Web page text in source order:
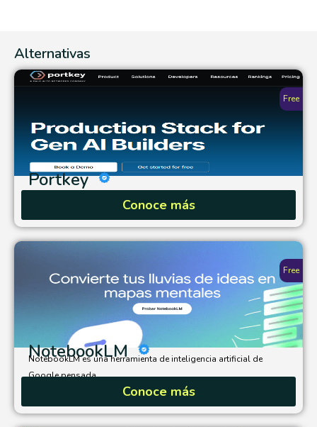
Alternativas
Portkey
Conoce más
Free
NotebookLM
NotebookLM es una herramienta de inteligencia artificial de
Google pensada...
Conoce más
Free